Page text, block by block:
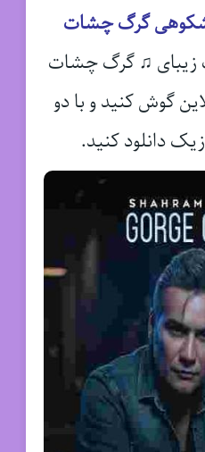
شکوهی گرگ چشات
زیبای ♫ گرگ چشات
گوش کنید و با دو
دانلود کنید.